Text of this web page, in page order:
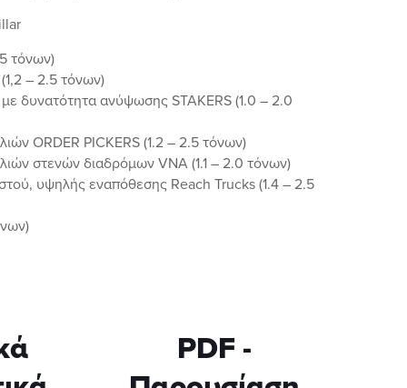
τόνων)
– 2.5 τόνων)
δυνατότητα ανύψωσης STAKERS (1.0 – 2.0
ORDER PICKERS (1.2 – 2.5 τόνων)
στενών διαδρόμων VNA (1.1 – 2.0 τόνων)
υψηλής εναπόθεσης Reach Trucks (1.4 – 2.5
PDF -